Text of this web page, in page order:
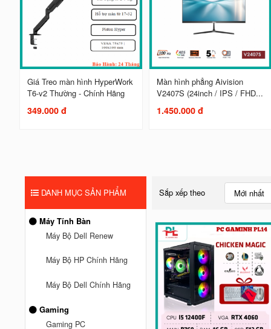
Giá Treo màn hình HyperWork
T6-v2 Thường - Chính Hãng
349.000 đ
Màn hình phẳng Aivision
V2407S (24inch / IPS / FHD...
1.450.000 đ
DANH MỤC SẢN PHẨM
Máy Tính Bàn
Máy Bộ Dell Renew
Máy Bộ HP Chính Hãng
Máy Bộ Dell Chính Hãng
Gaming
Gaming PC
Sắp xếp theo Mới nhất